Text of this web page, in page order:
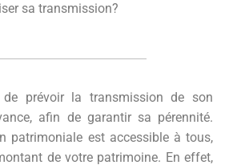
sa transmission?
prévoir la transmission de son
afin de garantir sa pérennité.
patrimoniale est accessible à tous,
de votre patrimoine. En effet,